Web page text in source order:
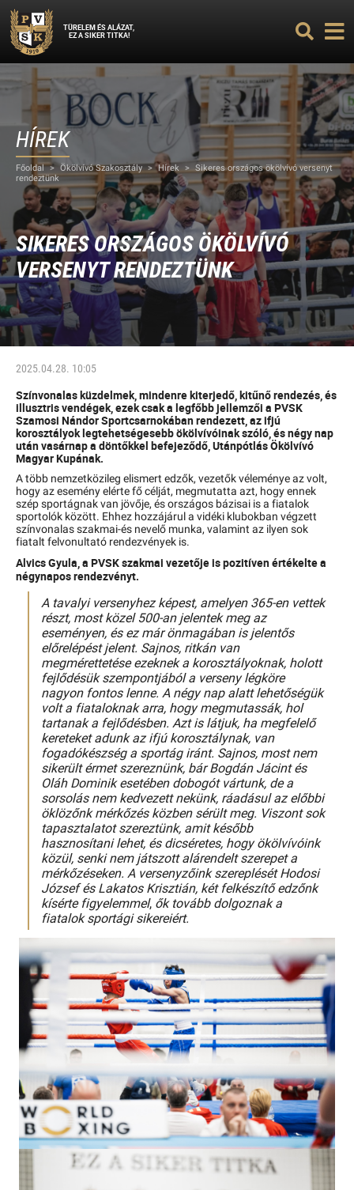
TÜRELEM ÉS ALÁZAT,
EZ A SIKER TITKA!
HÍREK
Főoldal > Ökölvívó Szakosztály > Hírek > Sikeres országos ökölvívó versenyt
rendeztünk
SIKERES ORSZÁGOS ÖKÖLVÍVÓ
VERSENYT RENDEZTÜNK
2025.04.28. 10:05
Színvonalas küzdelmek, mindenre kiterjedő, kitűnő rendezés, és
illusztris vendégek, ezek csak a legfőbb jellemzői a PVSK
Szamosi Nándor Sportcsarnokában rendezett, az ifjú
korosztályok legtehetségesebb ökölvívóinak szóló, és négy nap
után vasárnap a döntőkkel befejeződő, Utánpótlás Ökölvívó
Magyar Kupának.
A több nemzetközileg elismert edzők, vezetők véleménye az volt,
hogy az esemény elérte fő célját, megmutatta azt, hogy ennek
szép sportágnak van jövője, és országos bázisai is a fiatalok
sportolók között. Ehhez hozzájárul a vidéki klubokban végzett
színvonalas szakmai-és nevelő munka, valamint az ilyen sok
fiatalt felvonultató rendezvények is.
Alvics Gyula, a PVSK szakmai vezetője is pozitíven értékelte a
négynapos rendezvényt.
A tavalyi versenyhez képest, amelyen 365-en vettek
részt, most közel 500-an jelentek meg az
eseményen, és ez már önmagában is jelentős
előrelépést jelent. Sajnos, ritkán van
megmérettetése ezeknek a korosztályoknak, holott
fejlődésük szempontjából a verseny légköre
nagyon fontos lenne. A négy nap alatt lehetőségük
volt a fiataloknak arra, hogy megmutassák, hol
tartanak a fejlődésben. Azt is látjuk, ha megfelelő
kereteket adunk az ifjú korosztálynak, van
fogadókészség a sportág iránt. Sajnos, most nem
sikerült érmet szereznünk, bár Bogdán Jácint és
Oláh Dominik esetében dobogót vártunk, de a
sorsolás nem kedvezett nekünk, ráadásul az előbbi
öklözőnk mérkőzés közben sérült meg. Viszont sok
tapasztalatot szereztünk, amit később
hasznosítani lehet, és dicséretes, hogy ökölvívóink
közül, senki nem játszott alárendelt szerepet a
mérkőzéseken. A versenyzőink szereplését Hodosi
József és Lakatos Krisztián, két felkészítő edzőnk
kísérte figyelemmel, ők tovább dolgoznak a
fiatalok sportági sikereiért.